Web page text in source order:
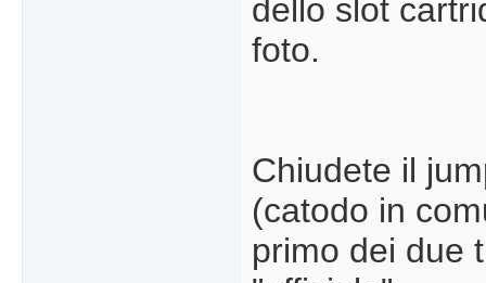
dello slot
foto.
Chiudete il
(catodo in
primo dei due